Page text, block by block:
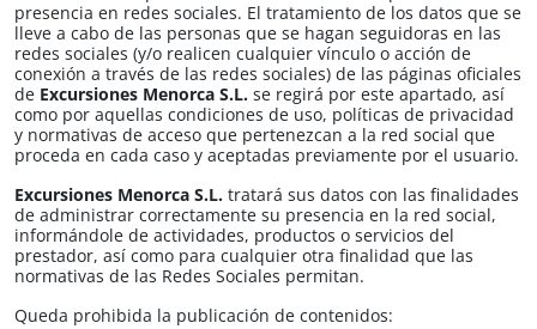
presencia en redes sociales. El tratamiento de los datos que se
lleve a cabo de las personas que se hagan seguidoras en las
redes sociales (y/o realicen cualquier vínculo o acción de
conexión a través de las redes sociales) de las páginas oficiales
de Excursiones Menorca S.L.​​ se regirá por este apartado, así
como por aquellas condiciones de uso, políticas de privacidad
y normativas de acceso que pertenezcan a la red social que
proceda en cada caso y aceptadas previamente por el usuario.
Excursiones Menorca S.L.​​ tratará sus datos con las finalidades
de administrar correctamente su presencia en la red social,
informándole de actividades, productos o servicios del
prestador, así como para cualquier otra finalidad que las
normativas de las Redes Sociales permitan.
Queda prohibida la publicación de contenidos: